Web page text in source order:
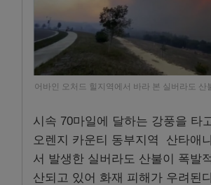
어바인 오처드 힐지역에서 바라 본 실버라도 산
시속 70마일에 달하는 강풍을 타
오렌지 카운티 동부지역 산타애
서 발생한 실버라도 산불이 폭발
산되고 있어 화재 피해가 우려된